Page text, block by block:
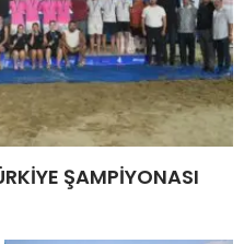
ŞAMPİYONASI